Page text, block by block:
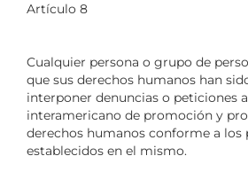
Artículo 8
Cualquier persona o grupo de
que sus derechos humanos han
interponer denuncias o peticiones
interamericano de promoción y
derechos humanos conforme a
establecidos en el mismo.